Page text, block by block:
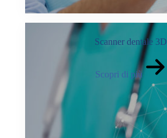
Scanner dentale 3D
Scopri di più